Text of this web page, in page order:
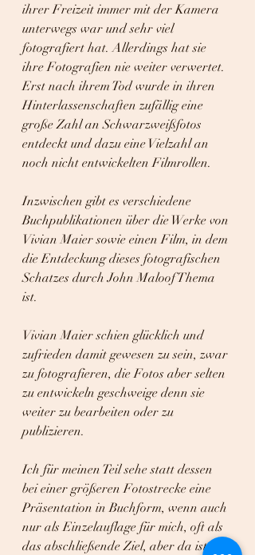
ihrer Freizeit immer mit der Kamera
unterwegs war und sehr viel
fotografiert hat. Allerdings hat sie
ihre Fotografien nie weiter verwertet.
Erst nach ihrem Tod wurde in ihren
Hinterlassenschaften zufällig eine
große Zahl an Schwarzweißfotos
entdeckt und dazu eine Vielzahl an
noch nicht entwickelten Filmrollen.
Inzwischen gibt es verschiedene
Buchpublikationen über die Werke von
Vivian Maier sowie einen Film, in dem
die Entdeckung dieses fotografischen
Schatzes durch John Maloof Thema
ist.
Vivian Maier schien glücklich und
zufrieden damit gewesen zu sein, zwar
zu fotografieren, die Fotos aber selten
zu entwickeln geschweige denn sie
weiter zu bearbeiten oder zu
publizieren.
Ich für meinen Teil sehe statt dessen
bei einer größeren Fotostrecke eine
Präsentation in Buchform, wenn auch
nur als Einzelauflage für mich, oft als
das abschließende Ziel, aber da ist